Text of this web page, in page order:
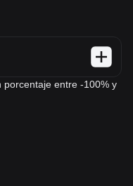
entre -100% y